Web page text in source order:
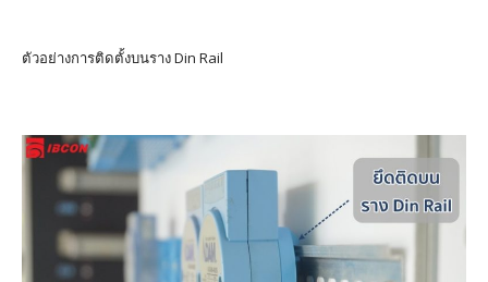
ตัวอย่างการติดตั้งบนราง Din Rail